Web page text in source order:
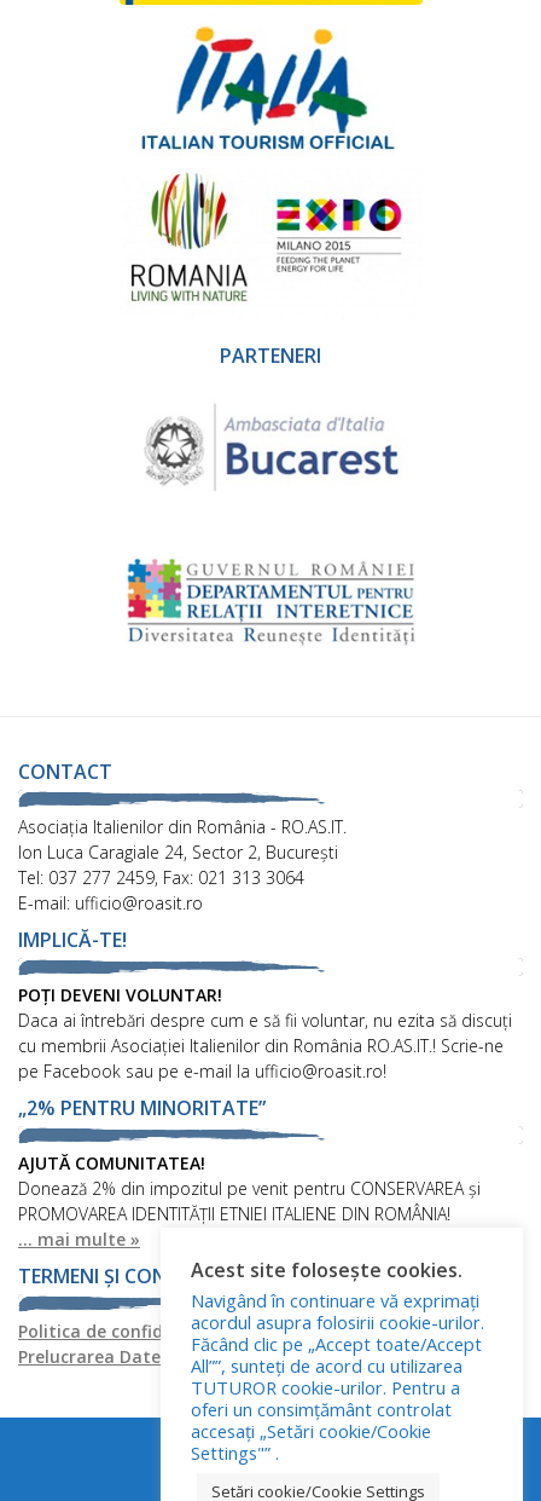
PARTENERI
CONTACT
Asociaţia Italienilor din România - RO.AS.IT.
Ion Luca Caragiale 24, Sector 2, București
Tel: 037 277 2459, Fax: 021 313 3064
E-mail: ufficio@roasit.ro
IMPLICĂ-TE!
POȚI DEVENI VOLUNTAR!
Daca ai întrebări despre cum e să fii voluntar, nu ezita să discuți
cu membrii Asociației Italienilor din România RO.AS.IT.! Scrie-ne
pe Facebook sau pe e-mail la ufficio@roasit.ro!
„2% PENTRU MINORITATE”
AJUTĂ COMUNITATEA!
Donează 2% din impozitul pe venit pentru CONSERVAREA și
PROMOVAREA IDENTITĂȚII ETNIEI ITALIENE DIN ROMÂNIA!
... mai multe »
TERMENI ȘI CONDIȚII
Politica de confidențialitatePolitica privind fișierele cookies
Prelucrarea Datelor cu Caracter Personal
Acest site folosește cookies.
Navigând în continuare vă exprimați
acordul asupra folosirii cookie-urilor.
Făcând clic pe „Accept toate/Accept
All””, sunteți de acord cu utilizarea
TUTUROR cookie-urilor. Pentru a
oferi un consimțământ controlat
accesați „Setări cookie/Cookie
Settings"” .
Setări cookie/Cookie Settings